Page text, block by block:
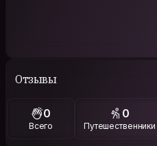
Отзывы
0
Всего
0
Путешественники